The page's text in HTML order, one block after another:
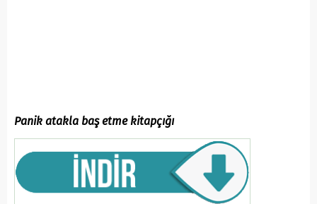
Panik atakla baş etme kitapçığı